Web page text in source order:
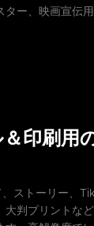
ター、映画宣伝
印刷用
ストーリー、
大判プリントな